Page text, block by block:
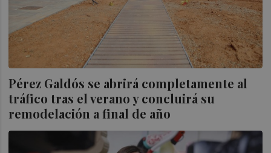
Pérez Galdós se abrirá completamente al
tráfico tras el verano y concluirá su
remodelación a final de año